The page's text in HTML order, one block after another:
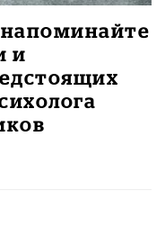
напоминайте
и